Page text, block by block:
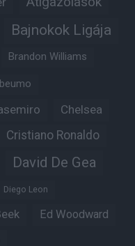
Bajnokok Ligája
Brandon Williams
Chelsea
Cristiano Ronaldo
David De Gea
Diego Leon
Ed Woodward